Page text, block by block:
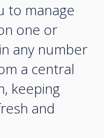
to manage
one or
any number
a central
keeping
and